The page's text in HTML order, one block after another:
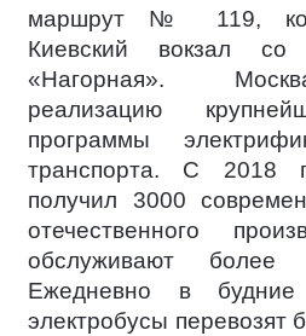
маршрут № 119,
Киевский вокзал со
«Нагорная».
реализацию
программы
транспорта. С 2018
получил 3000
отечественного
обслуживают более
Ежедневно в будние
электробусы перевозят